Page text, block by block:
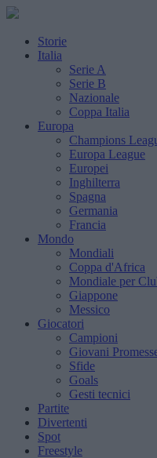
Storie
Italia
Serie A
Serie B
Nazionale
Coppa Italia
Europa
Champions
Europa League
Europei
Inghilterra
Spagna
Germania
Francia
Mondo
Mondiali
Coppa d'Africa
Mondiale per
Giappone
Messico
Giocatori
Campioni
Giovani
Sfide
Goals
Gesti tecnici
Partite
Divertenti
Spot
Freestyle